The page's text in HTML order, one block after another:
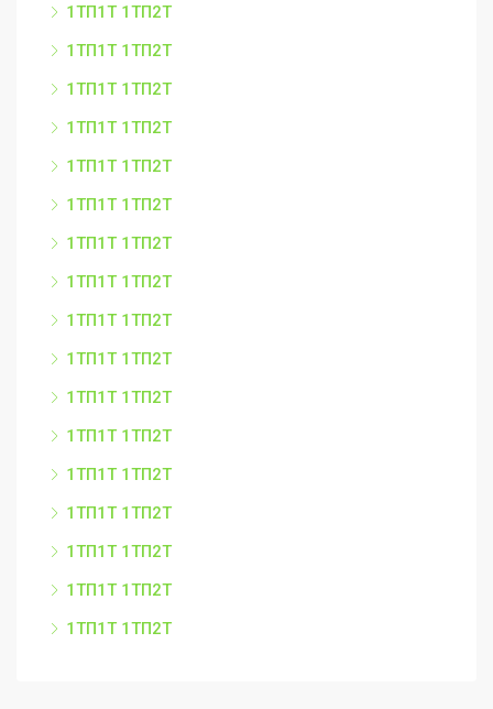
1ТП1Т 1ТП2Т
1ТП1Т 1ТП2Т
1ТП1Т 1ТП2Т
1ТП1Т 1ТП2Т
1ТП1Т 1ТП2Т
1ТП1Т 1ТП2Т
1ТП1Т 1ТП2Т
1ТП1Т 1ТП2Т
1ТП1Т 1ТП2Т
1ТП1Т 1ТП2Т
1ТП1Т 1ТП2Т
1ТП1Т 1ТП2Т
1ТП1Т 1ТП2Т
1ТП1Т 1ТП2Т
1ТП1Т 1ТП2Т
1ТП1Т 1ТП2Т
1ТП1Т 1ТП2Т